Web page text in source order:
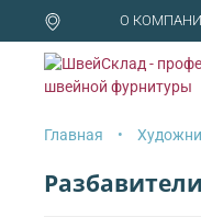
О
Главная